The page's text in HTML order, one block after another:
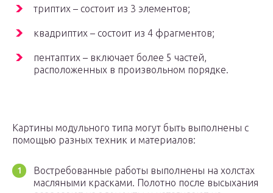
триптих – состоит из 3 элементов;
квадриптих – состоит из 4 фрагментов;
пентаптих – включает более 5 частей,
расположенных в произвольном порядке.
Картины модульного типа могут быть выполнены с
помощью разных техник и материалов:
Востребованные работы выполнены на холстах
масляными красками. Полотно после высыхания